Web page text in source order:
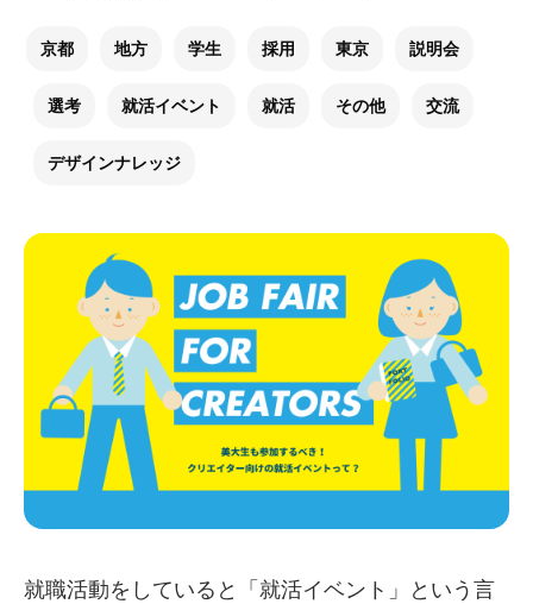
京都 地方 学生 採用 東京 説明会
選考 就活イベント 就活 その他 交流
デザインナレッジ
就職活動をしていると「就活イベント」という言